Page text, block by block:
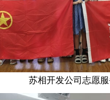
苏相开发公司志愿